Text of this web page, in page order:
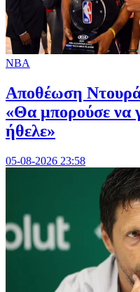
NBA
Αποθέωση
«Θα μπορούσε να
ήθελε»
05-08-2026 23:58